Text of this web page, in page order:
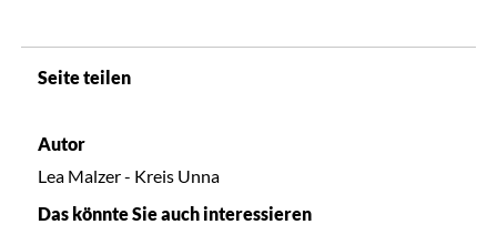
Seite teilen
Autor
Lea Malzer - Kreis Unna
Das könnte Sie auch interessieren